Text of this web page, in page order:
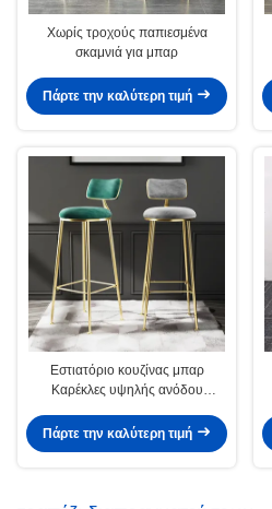
Χωρίς τροχούς παπιεσμένα
σκαμνιά για μπαρ
Πάρτε την καλύτερη τιμή
Εστιατόριο κουζίνας μπαρ
Καρέκλες υψηλής ανόδου
Πάρτε την καλύτερη τιμή